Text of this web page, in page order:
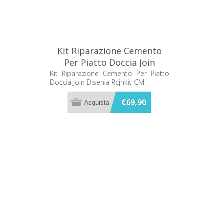
Kit Riparazione Cemento
Per Piatto Doccia Join
Disenia Rcjnkit-CM
Kit Riparazione Cemento Per Piatto
Doccia Join Disenia Rcjnkit-CM
€69,90